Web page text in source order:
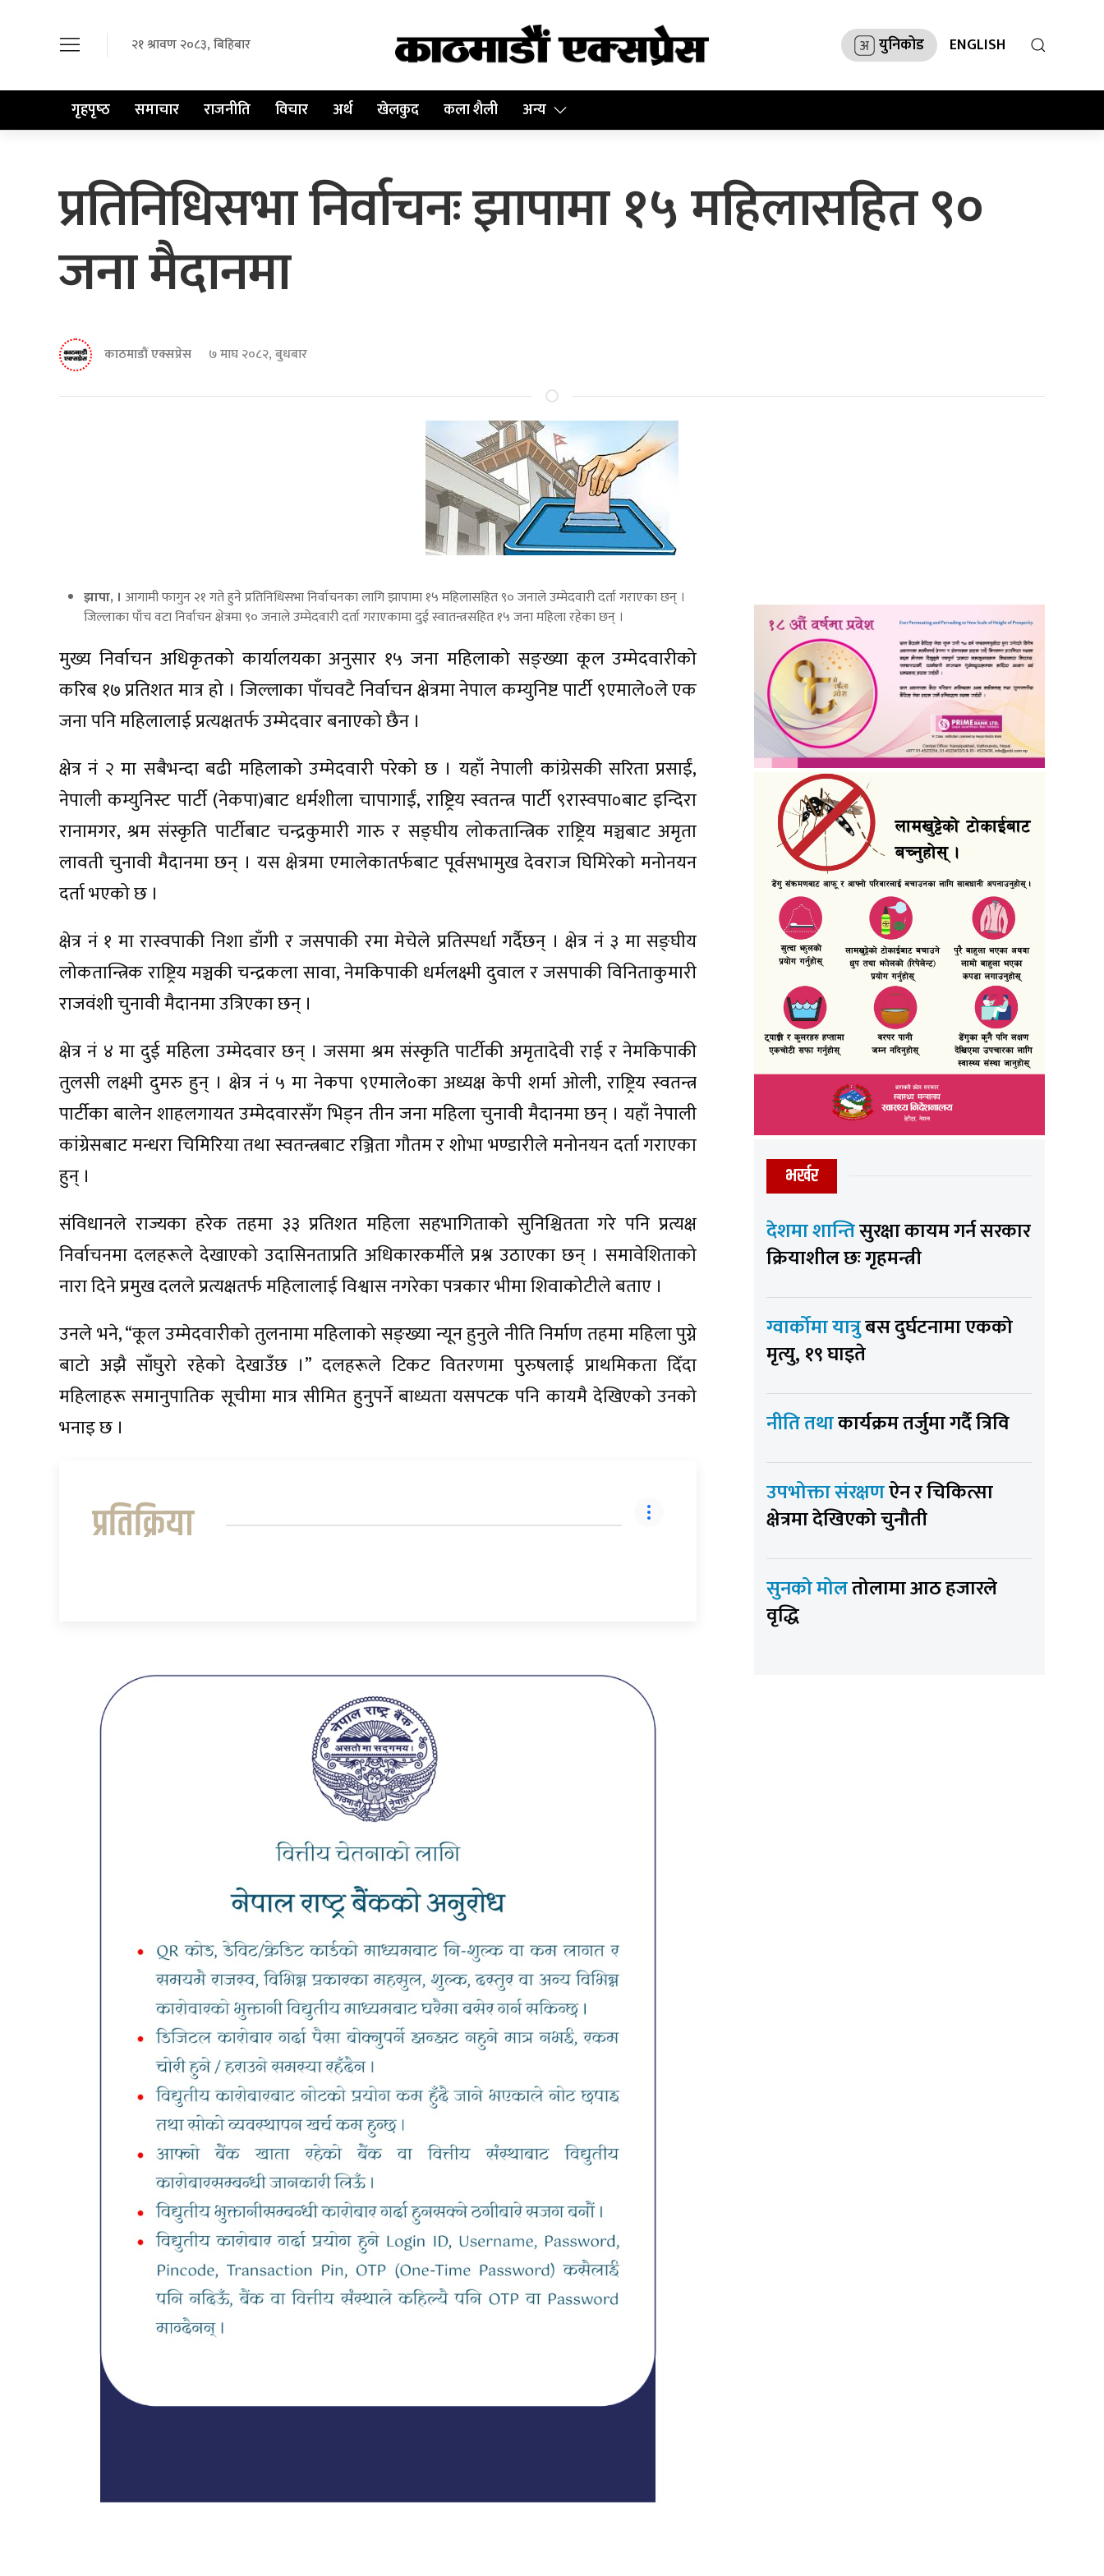
२१ श्रावण २०८३, बिहिबार युनिकोड ENGLISH
गृहपृष्‍ठ समाचार राजनीति विचार अर्थ खेलकुद कला शैली अन्य
प्रतिनिधिसभा निर्वाचनः झापामा १५ महिलासहित ९०
जना मैदानमा
काठमाडौं एक्सप्रेस ७ माघ २०८२, बुधबार
झापा, । आगामी फागुन २१ गते हुने प्रतिनिधिसभा निर्वाचनका लागि झापामा १५ महिलासहित ९० जनाले उम्मेदवारी दर्ता गराएका छन् ।
जिल्लाका पाँच वटा निर्वाचन क्षेत्रमा ९० जनाले उम्मेदवारी दर्ता गराएकामा दुई स्वातन्त्रसहित १५ जना महिला रहेका छन् ।
मुख्य निर्वाचन अधिकृतको कार्यालयका अनुसार १५ जना महिलाको सङ्ख्या कूल उम्मेदवारीको
करिब १७ प्रतिशत मात्र हो । जिल्लाका पाँचवटै निर्वाचन क्षेत्रमा नेपाल कम्युनिष्ट पार्टी ९एमाले०ले एक
जना पनि महिलालाई प्रत्यक्षतर्फ उम्मेदवार बनाएको छैन ।
क्षेत्र नं २ मा सबैभन्दा बढी महिलाको उम्मेदवारी परेको छ । यहाँ नेपाली कांग्रेसकी सरिता प्रसाईं,
नेपाली कम्युनिस्ट पार्टी (नेकपा)बाट धर्मशीला चापागाईं, राष्ट्रिय स्वतन्त्र पार्टी ९रास्वपा०बाट इन्दिरा
रानामगर, श्रम संस्कृति पार्टीबाट चन्द्रकुमारी गारु र सङ्घीय लोकतान्त्रिक राष्ट्रिय मञ्चबाट अमृता
लावती चुनावी मैदानमा छन् । यस क्षेत्रमा एमालेकातर्फबाट पूर्वसभामुख देवराज घिमिरेको मनोनयन
दर्ता भएको छ ।
क्षेत्र नं १ मा रास्वपाकी निशा डाँगी र जसपाकी रमा मेचेले प्रतिस्पर्धा गर्दैछन् । क्षेत्र नं ३ मा सङ्घीय
लोकतान्त्रिक राष्ट्रिय मञ्चकी चन्द्रकला सावा, नेमकिपाकी धर्मलक्ष्मी दुवाल र जसपाकी विनिताकुमारी
राजवंशी चुनावी मैदानमा उत्रिएका छन् ।
क्षेत्र नं ४ मा दुई महिला उम्मेदवार छन् । जसमा श्रम संस्कृति पार्टीकी अमृतादेवी राई र नेमकिपाकी
तुलसी लक्ष्मी दुमरु हुन् । क्षेत्र नं ५ मा नेकपा ९एमाले०का अध्यक्ष केपी शर्मा ओली, राष्ट्रिय स्वतन्त्र
पार्टीका बालेन शाहलगायत उम्मेदवारसँग भिड्न तीन जना महिला चुनावी मैदानमा छन् । यहाँ नेपाली
कांग्रेसबाट मन्धरा चिमिरिया तथा स्वतन्त्रबाट रञ्जिता गौतम र शोभा भण्डारीले मनोनयन दर्ता गराएका
हुन् ।
संविधानले राज्यका हरेक तहमा ३३ प्रतिशत महिला सहभागिताको सुनिश्चितता गरे पनि प्रत्यक्ष
निर्वाचनमा दलहरूले देखाएको उदासिनताप्रति अधिकारकर्मीले प्रश्न उठाएका छन् । समावेशिताको
नारा दिने प्रमुख दलले प्रत्यक्षतर्फ महिलालाई विश्वास नगरेका पत्रकार भीमा शिवाकोटीले बताए ।
उनले भने, “कूल उम्मेदवारीको तुलनामा महिलाको सङ्ख्या न्यून हुनुले नीति निर्माण तहमा महिला पुग्ने
बाटो अझै साँघुरो रहेको देखाउँछ ।” दलहरूले टिकट वितरणमा पुरुषलाई प्राथमिकता दिँदा
महिलाहरू समानुपातिक सूचीमा मात्र सीमित हुनुपर्ने बाध्यता यसपटक पनि कायमै देखिएको उनको
भनाइ छ ।
प्रतिक्रिया
भर्खर
देशमा शान्तिसुरक्षा कायम गर्न सरकार
क्रियाशील छः गृहमन्त्री
ग्वार्कोमा यात्रुबस दुर्घटनामा एकको
मृत्यु, १९ घाइते
नीति तथाकार्यक्रम तर्जुमा गर्दै त्रिवि
उपभोक्ता संरक्षणऐन र चिकित्सा
क्षेत्रमा देखिएको चुनौती
सुनको मोलतोलामा आठ हजारले
वृद्धि